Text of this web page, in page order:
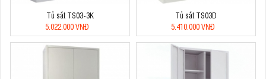
Tủ sắt TS03-3K
5.022.000 VNĐ
Tủ sắt TS03D
5.410.000 VNĐ